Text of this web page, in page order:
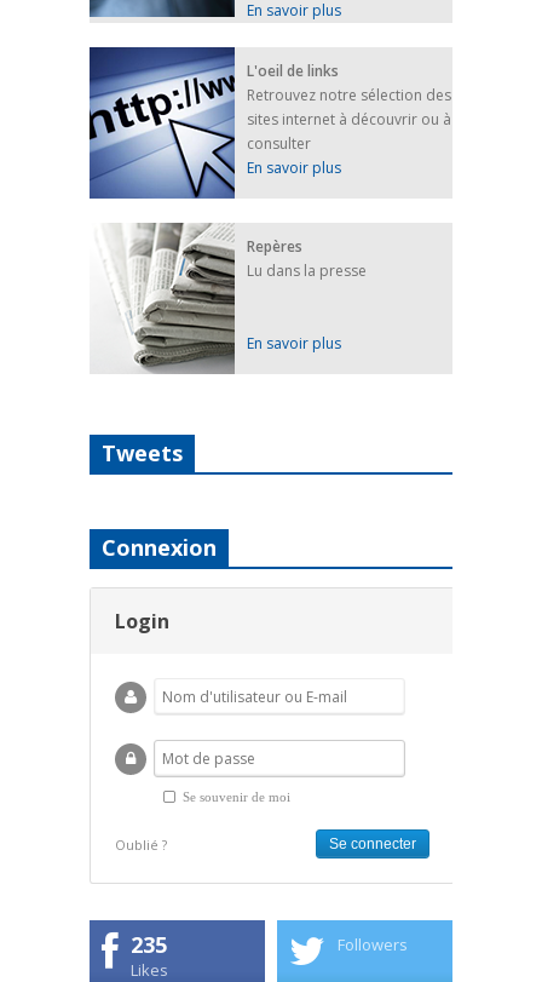
En savoir plus
L'oeil de links
Retrouvez notre sélection des
sites internet à découvrir ou à
consulter
En savoir plus
Repères
Lu dans la presse
En savoir plus
Tweets
Connexion
Login
Se souvenir de moi
Oublié ?
235
Likes
Followers